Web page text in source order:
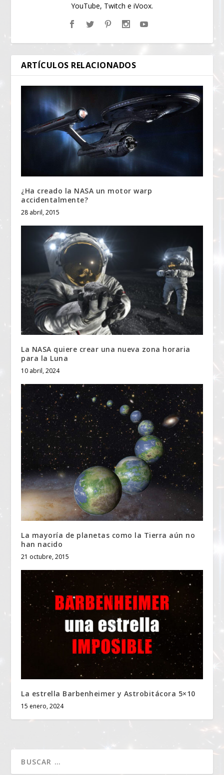
YouTube, Twitch e iVoox.
ARTÍCULOS RELACIONADOS
¿Ha creado la NASA un motor warp
accidentalmente?
28 abril, 2015
La NASA quiere crear una nueva zona horaria
para la Luna
10 abril, 2024
La mayoría de planetas como la Tierra aún no
han nacido
21 octubre, 2015
La estrella Barbenheimer y Astrobitácora 5×10
15 enero, 2024